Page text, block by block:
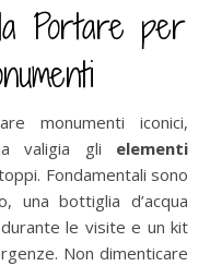
Portare per
monumenti iconici,
valigia gli elementi
Fondamentali sono
una bottiglia d’acqua
le visite e un kit
Non dimenticare